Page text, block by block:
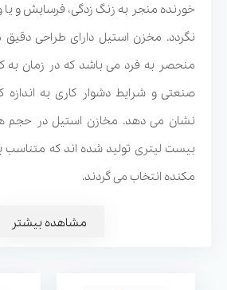
خورنده منجر به زنگ زدگی، فرسایش و
نگردد. مخزن استیل دارای طراحی
منحصر به فرد می باشد که در زمان به
صنعتی و شرایط دشوار کاری به اندازه
نشان می دهد. مخازن استیل در
بیست لیتری تولید شده اند که متناسب
مکنده انتخاب می گردند.
مشاهده بیشتر
جاروبرقی صنعتی DG2Z21